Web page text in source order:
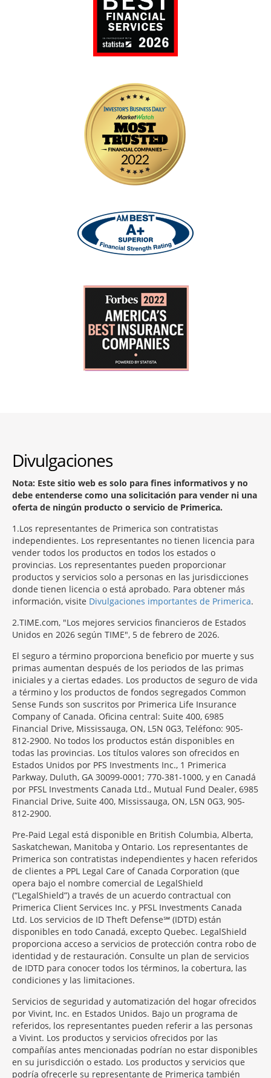
Divulgaciones
Nota: Este sitio web es solo para fines informativos y no
debe entenderse como una solicitación para vender ni una
oferta de ningún producto o servicio de Primerica.
1 Los representantes de Primerica son contratistas
independientes. Los representantes no tienen licencia para
vender todos los productos en todos los estados o
provincias. Los representantes pueden proporcionar
productos y servicios solo a personas en las jurisdicciones
donde tienen licencia o está aprobado. Para obtener más
información, visite Divulgaciones importantes de Primerica.
2 TIME.com, "Los mejores servicios financieros de Estados
Unidos en 2026 según TIME", 5 de febrero de 2026.
El seguro a término proporciona beneficio por muerte y sus
primas aumentan después de los periodos de las primas
iniciales y a ciertas edades. Los productos de seguro de vida
a término y los productos de fondos segregados Common
Sense Funds son suscritos por Primerica Life Insurance
Company of Canada. Oficina central: Suite 400, 6985
Financial Drive, Mississauga, ON, L5N 0G3, Teléfono: 905-
812-2900. No todos los productos están disponibles en
todas las provincias. Los títulos valores son ofrecidos en
Estados Unidos por PFS Investments Inc., 1 Primerica
Parkway, Duluth, GA 30099-0001; 770-381-1000, y en Canadá
por PFSL Investments Canada Ltd., Mutual Fund Dealer, 6985
Financial Drive, Suite 400, Mississauga, ON, L5N 0G3, 905-
812-2900.
Pre-Paid Legal está disponible en British Columbia, Alberta,
Saskatchewan, Manitoba y Ontario. Los representantes de
Primerica son contratistas independientes y hacen referidos
de clientes a PPL Legal Care of Canada Corporation (que
opera bajo el nombre comercial de LegalShield
(“LegalShield”) a través de un acuerdo contractual con
Primerica Client Services Inc. y PFSL Investments Canada
Ltd. Los servicios de ID Theft Defense℠ (IDTD) están
disponibles en todo Canadá, excepto Quebec. LegalShield
proporciona acceso a servicios de protección contra robo de
identidad y de restauración. Consulte un plan de servicios
de IDTD para conocer todos los términos, la cobertura, las
condiciones y las limitaciones.
Servicios de seguridad y automatización del hogar ofrecidos
por Vivint, Inc. en Estados Unidos. Bajo un programa de
referidos, los representantes pueden referir a las personas
a Vivint. Los productos y servicios ofrecidos por las
compañías antes mencionadas podrían no estar disponibles
en su jurisdicción o estado. Los productos y servicios que
podría ofrecerle su representante de Primerica también